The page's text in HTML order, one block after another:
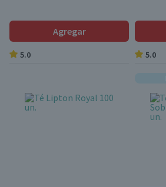
Agregar
5.0 5.0